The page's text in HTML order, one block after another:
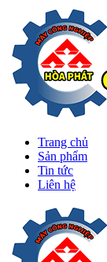
Trang chủ
Sản phẩm
Tin tức
Liên hệ